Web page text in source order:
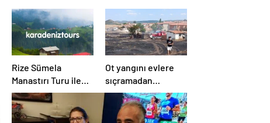
Rize Sümela
Manastırı Turu ile
Tarih ve Doğayı Bir
Arada Keşfedin
Ot yangını evlere
sıçramadan
söndürüldü!